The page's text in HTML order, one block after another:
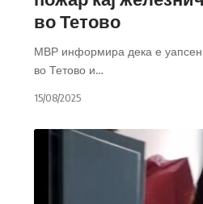
во Тетово
МВР информира дека е уапсен
во Тетово и…
15/08/2025